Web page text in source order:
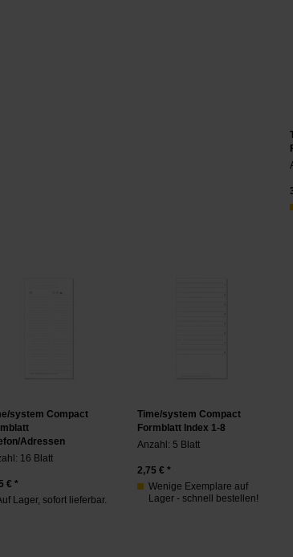
system Compact
Adressen
16 Blatt
€ *
Lager, sofort lieferbar.
Time/system Compact
Formblatt Index 1-8
Anzahl: 5 Blatt
2,75 € *
Wenige Exemplare auf
Lager - schnell bestellen!